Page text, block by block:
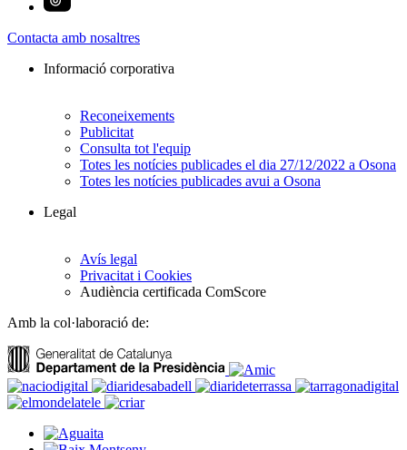
Contacta amb nosaltres
Informació corporativa
Reconeixements
Publicitat
Consulta tot l'equip
Totes les notícies publicades el dia 27/12/2022 a Osona
Totes les notícies publicades avui a Osona
Legal
Avís legal
Privacitat i Cookies
Audiència certificada ComScore
Amb la col·laboració de: